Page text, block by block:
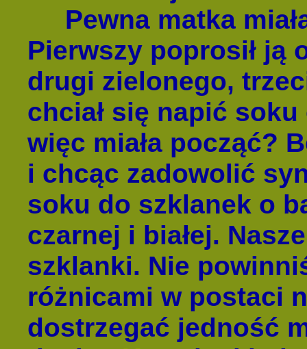
Pewna matka
Pierwszy poprosił ją
drugi zielonego,
chciał się napić
więc miała począć?
i chcąc zadowolić
soku do szklanek o
czarnej i białej.
szklanki. Nie
różnicami w postaci
dostrzegać jedność